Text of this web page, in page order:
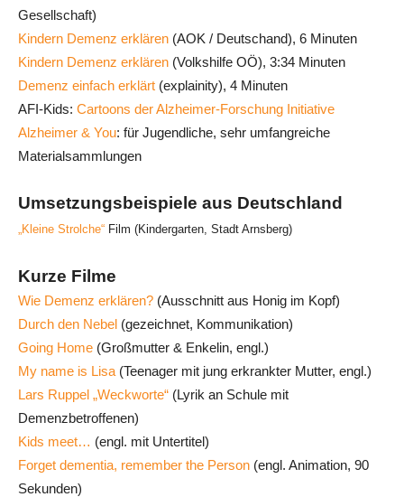
Gesellschaft)
Kindern Demenz erklären (AOK / Deutschand), 6 Minuten
Kindern Demenz erklären (Volkshilfe OÖ), 3:34 Minuten
Demenz einfach erklärt (explainity), 4 Minuten
AFI-Kids: Cartoons der Alzheimer-Forschung Initiative
Alzheimer & You: für Jugendliche, sehr umfangreiche
Materialsammlungen
Umsetzungsbeispiele aus Deutschland
„Kleine Strolche“ Film (Kindergarten, Stadt Arnsberg)
Kurze Filme
Wie Demenz erklären? (Ausschnitt aus Honig im Kopf)
Durch den Nebel (gezeichnet, Kommunikation)
Going Home (Großmutter & Enkelin, engl.)
My name is Lisa (Teenager mit jung erkrankter Mutter, engl.)
Lars Ruppel „Weckworte“ (Lyrik an Schule mit
Demenzbetroffenen)
Kids meet… (engl. mit Untertitel)
Forget dementia, remember the Person (engl. Animation, 90
Sekunden)